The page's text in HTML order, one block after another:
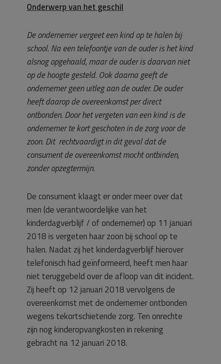
Onderwerp van het geschil
De ondernemer vergeet een kind op te halen bij
school. Na een telefoontje van de ouder is het kind
alsnog opgehaald, maar de ouder is daarvan niet
op de hoogte gesteld. Ook daarna geeft de
ondernemer geen uitleg aan de ouder. De ouder
heeft daarop de overeenkomst per direct
ontbonden. Door het vergeten van een kind is de
ondernemer te kort geschoten in de zorg voor de
zoon. Dit rechtvaardigt in dit geval dat de
consument de overeenkomst mocht ontbinden,
zonder opzegtermijn.
De consument klaagt er onder meer over dat
men (de verantwoordelijke van het
kinderdagverblijf / of ondernemer) op 11 januari
2018 is vergeten haar zoon bij school op te
halen. Nadat zij het kinderdagverblijf hierover
telefonisch had geïnformeerd, heeft men haar
niet teruggebeld over de afloop van dit incident.
Zij heeft op 12 januari 2018 vervolgens de
overeenkomst met de ondernemer ontbonden
wegens tekortschietende zorg. Ten onrechte
zijn nog kinderopvangkosten in rekening
gebracht na 12 januari 2018.